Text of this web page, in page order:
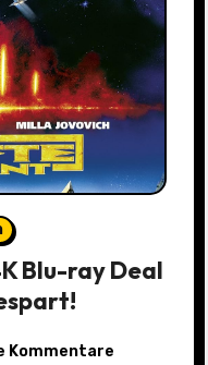
Blu-ray Deal
Kommentare